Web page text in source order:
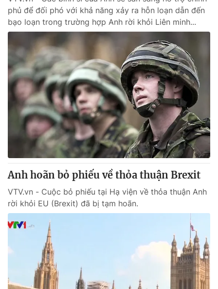
phủ để đối phó với khả năng xảy ra hỗn loạn dẫn đến
bạo loạn trong trường hợp Anh rời khỏi Liên minh...
Anh hoãn bỏ phiếu về thỏa thuận Brexit
VTV.vn - Cuộc bỏ phiếu tại Hạ viện về thỏa thuận Anh
rời khỏi EU (Brexit) đã bị tạm hoãn.